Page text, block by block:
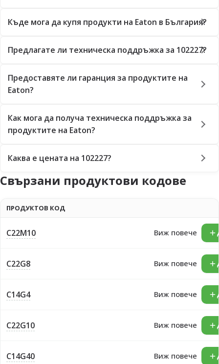
Къде мога да купя продукти на Eaton в България?
Предлагате ли техническа поддръжка за 102227?
Предоставяте ли гаранция за продуктите на
Eaton?
Как мога да получа техническа поддръжка за
продуктите на Eaton?
Каква е цената на 102227?
Свързани продуктови кодове
ПРОДУКТОВ КОД
C22M10 Виж повече
C22G8 Виж повече
C14G4 Виж повече
C22G10 Виж повече
C14G40 Виж повече